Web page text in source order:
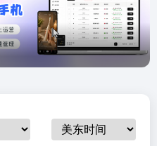
TikTok内